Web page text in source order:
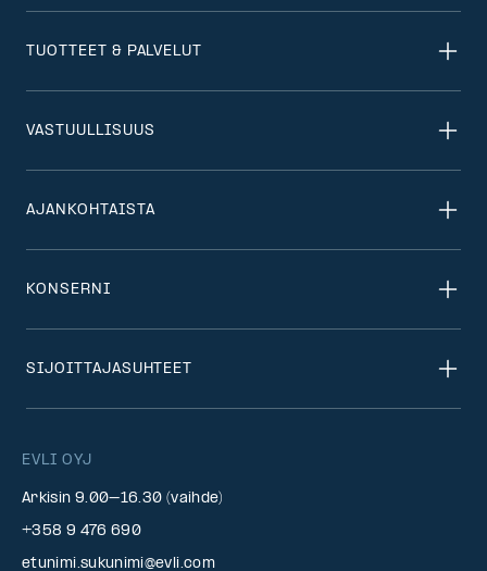
EVLI OYJ
Arkisin 9.00–16.30 (vaihde)
+358 9 476 690
etunimi.sukunimi@evli.com
TUOTTEET & PALVELUT
VASTUULLISUUS
AJANKOHTAISTA
KONSERNI
SIJOITTAJASUHTEET